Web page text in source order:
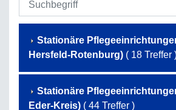
Stationäre
Hersfeld-Rotenburg) ( 18 Treffer
Stationäre
Eder-Kreis) ( 44 Treffer )